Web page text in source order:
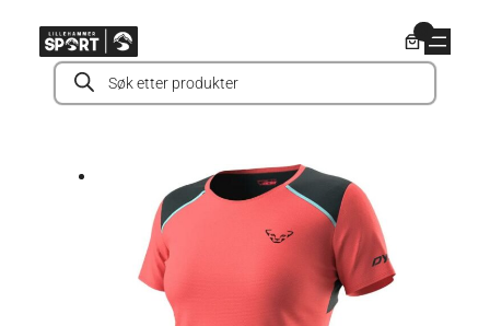
innholdProducts
search